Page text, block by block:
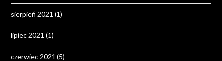
sierpień 2021 (1)
lipiec 2021 (1)
czerwiec 2021 (5)